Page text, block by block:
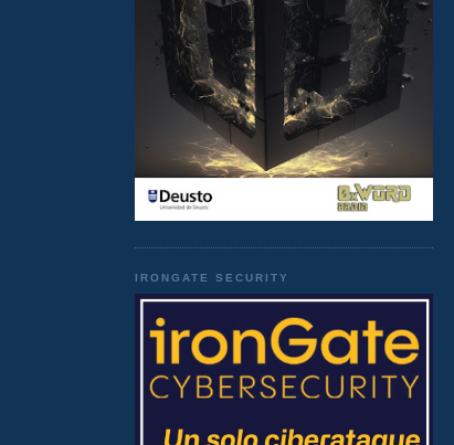
IRONGATE SECURITY